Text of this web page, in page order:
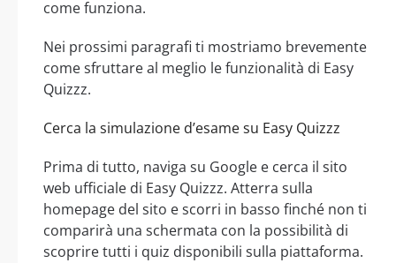
come funziona.
Nei prossimi paragrafi ti mostriamo brevemente
come sfruttare al meglio le funzionalità di Easy
Quizzz.
Cerca la simulazione d’esame su Easy Quizzz
Prima di tutto, naviga su Google e cerca il sito
web ufficiale di Easy Quizzz. Atterra sulla
homepage del sito e scorri in basso finché non ti
comparirà una schermata con la possibilità di
scoprire tutti i quiz disponibili sulla piattaforma.